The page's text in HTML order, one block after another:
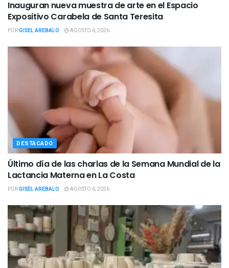
Inauguran nueva muestra de arte en el Espacio
Expositivo Carabela de Santa Teresita
PORGISEL AREBALO AGOSTO 6, 2026
DESTACADO
Último día de las charlas de la Semana Mundial de la
Lactancia Materna en La Costa
PORGISEL AREBALO AGOSTO 6, 2026